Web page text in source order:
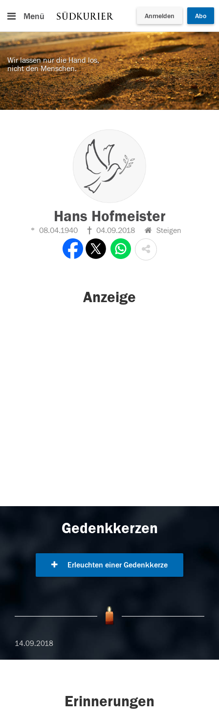
Menü Anmelden Abo
Wir lassen nur die Hand los,
nicht den Menschen.
Hans Hofmeister
08.04.1940 04.09.2018 Steigen
Anzeige
Gedenkkerzen
Erleuchten einer Gedenkkerze
14.09.2018
Erinnerungen